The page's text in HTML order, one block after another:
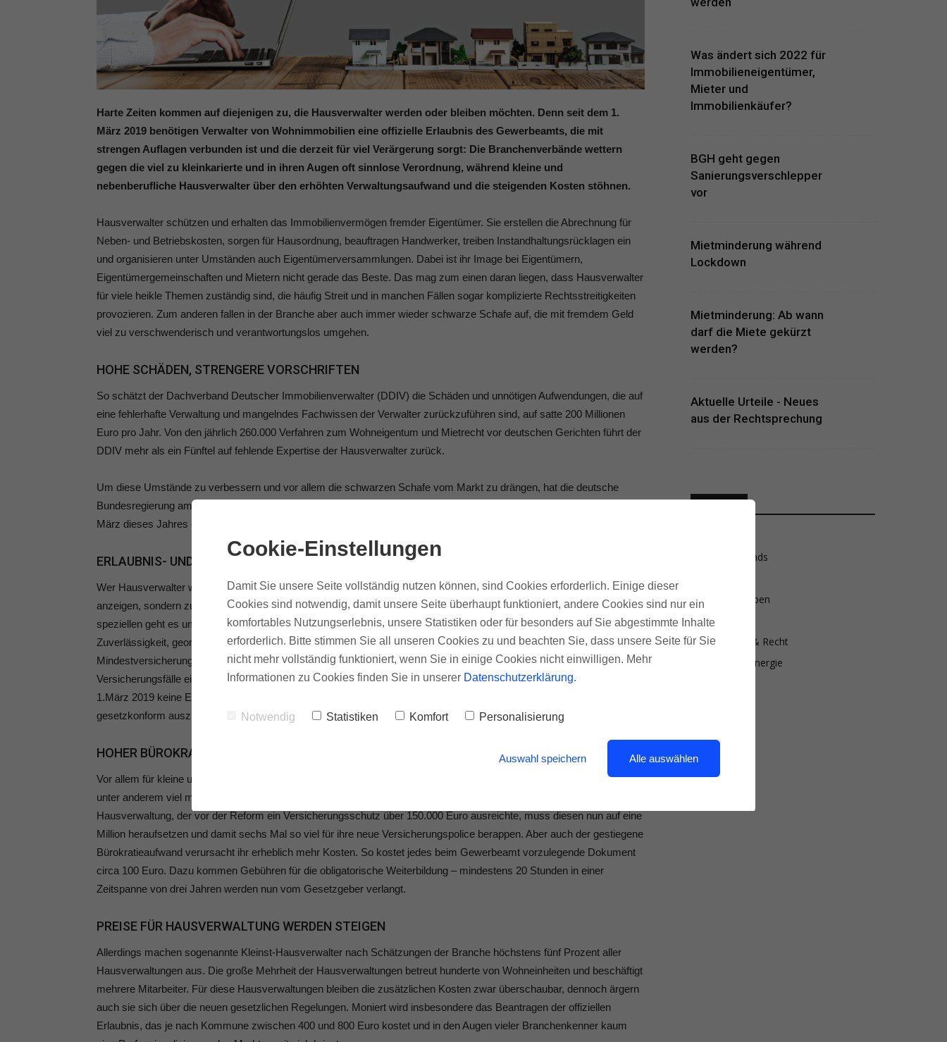
Harte Zeiten kommen auf diejenigen zu, die Hausverwalter werden oder bleiben möchten. Denn seit dem 1.
März 2019 benötigen Verwalter von Wohnimmobilien eine offizielle Erlaubnis des Gewerbeamts, die mit
strengen Auflagen verbunden ist und die derzeit für viel Verärgerung sorgt: Die Branchenverbände wettern
gegen die viel zu kleinkarierte und in ihren Augen oft sinnlose Verordnung, während kleine und
nebenberufliche Hausverwalter über den erhöhten Verwaltungsaufwand und die steigenden Kosten stöhnen.
Hausverwalter schützen und erhalten das Immobilienvermögen fremder Eigentümer. Sie erstellen die Abrechnung für
Neben- und Betriebskosten, sorgen für Hausordnung, beauftragen Handwerker, treiben Instandhaltungsrücklagen ein
und organisieren unter Umständen auch Eigentümerversammlungen. Dabei ist ihr Image bei Eigentümern,
Eigentümergemeinschaften und Mietern nicht gerade das Beste. Das mag zum einen daran liegen, dass Hausverwalter
für viele heikle Themen zuständig sind, die häufig Streit und in manchen Fällen sogar komplizierte Rechtsstreitigkeiten
provozieren. Zum anderen fallen in der Branche aber auch immer wieder schwarze Schafe auf, die mit fremdem Geld
viel zu verschwenderisch und verantwortungslos umgehen.
HOHE SCHÄDEN, STRENGERE VORSCHRIFTEN
So schätzt der Dachverband Deutscher Immobilienverwalter (DDIV) die Schäden und unnötigen Aufwendungen, die auf
eine fehlerhafte Verwaltung und mangelndes Fachwissen der Verwalter zurückzuführen sind, auf satte 200 Millionen
Euro pro Jahr. Von den jährlich 260.000 Verfahren zum Wohneigentum und Mietrecht vor deutschen Gerichten führt der
DDIV mehr als ein Fünftel auf fehlende Expertise der Hausverwalter zurück.
Um diese Umstände zu verbessern und vor allem die schwarzen Schafe vom Markt zu drängen, hat die deutsche
Bundesregierung am 1. August 2018 neue Vorschriften beschlossen, die jeder Hausverwalter spätestens seit dem 1.
März dieses Jahres einhalten muss.
ERLAUBNIS- UND VERSICHERUNGSPFLICHT
Wer Hausverwalter werden oder bleiben möchte, muss nun seine Tätigkeit nicht nur beim Gewerbe- oder Ordnungsamt
anzeigen, sondern zudem auch eine offizielle Erlaubnis beantragen. Diese wiederum ist an einige Auflagen geknüpft. Im
speziellen geht es um § 34c der Gewerbeordnung. Dieser besagt, dass „Verwalter von Wohnimmobilien ihre
Zuverlässigkeit, geordnete Vermögensverhältnisse sowie den Abschluss einer Berufshaftpflichtversicherung mit einer
Mindestversicherungssumme von 500.000 Euro je Versicherungsfall und von einer Million Euro für alle
Versicherungsfälle eines Jahres nachweisen müssen“. Ohne diese entsprechenden Belege wird spätestens seit dem
1.März 2019 keine Erlaubnis mehr erteilt, den Beruf des Hausverwalters für fremdes Immobilieneigentum
gesetzkonform auszuüben. Nur Selbstverwalter sind von diesen neuen Vorschriften nicht betroffen.
HOHER BÜROKRATIEAUFWAND UND STEIGENDE KOSTEN
Vor allem für kleine und nebenberufliche Hausverwalter ist die neue gesetzliche Reform kompliziert. Sie müssen nun
unter anderem viel mehr Versicherungspolice als vor der Gesetzesänderung zahlen. Beispiel: Eine kleine
Hausverwaltung, der vor der Reform ein Versicherungsschutz über 150.000 Euro ausreichte, muss diesen nun auf eine
Million heraufsetzen und damit sechs Mal so viel für ihre neue Versicherungspolice berappen. Aber auch der gestiegene
Bürokratieaufwand verursacht ihr erheblich mehr Kosten. So kostet jedes beim Gewerbeamt vorzulegende Dokument
circa 100 Euro. Dazu kommen Gebühren für die obligatorische Weiterbildung – mindestens 20 Stunden in einer
Zeitspanne von drei Jahren werden nun vom Gesetzgeber verlangt.
PREISE FÜR HAUSVERWALTUNG WERDEN STEIGEN
Allerdings machen sogenannte Kleinst-Hausverwalter nach Schätzungen der Branche höchstens fünf Prozent aller
Hausverwaltungen aus. Die große Mehrheit der Hausverwaltungen betreut hunderte von Wohneinheiten und beschäftigt
mehrere Mitarbeiter. Für diese Hausverwaltungen bleiben die zusätzlichen Kosten zwar überschaubar, dennoch ärgern
auch sie sich über die neuen gesetzlichen Regelungen. Moniert wird insbesondere das Beantragen der offiziellen
Erlaubnis, das je nach Kommune zwischen 400 und 800 Euro kostet und in den Augen vieler Branchenkenner kaum
Was ändert sich 2022 für
Immobilieneigentümer,
Mieter und
Immobilienkäufer?
BGH geht gegen
Sanierungsverschlepper
vor
Mietminderung während
Lockdown
Mietminderung: Ab wann
darf die Miete gekürzt
werden?
Aktuelle Urteile - Neues
aus der Rechtsprechung
Märkte & Trends
Wohnen & Leben
Finanzen
Versicherung & Recht
Sanierung & Energie
Cookie-Einstellungen
Damit Sie unsere Seite vollständig nutzen können, sind Cookies erforderlich. Einige dieser
Cookies sind notwendig, damit unsere Seite überhaupt funktioniert, andere Cookies sind nur ein
komfortables Nutzungserlebnis, unsere Statistiken oder für besonders auf Sie abgestimmte Inhalte
erforderlich. Bitte stimmen Sie all unseren Cookies zu und beachten Sie, dass unsere Seite für Sie
nicht mehr vollständig funktioniert, wenn Sie in einige Cookies nicht einwilligen. Mehr
Informationen zu Cookies finden Sie in unserer Datenschutzerklärung.
Notwendig Statistiken Komfort Personalisierung
Auswahl speichern Alle auswählen